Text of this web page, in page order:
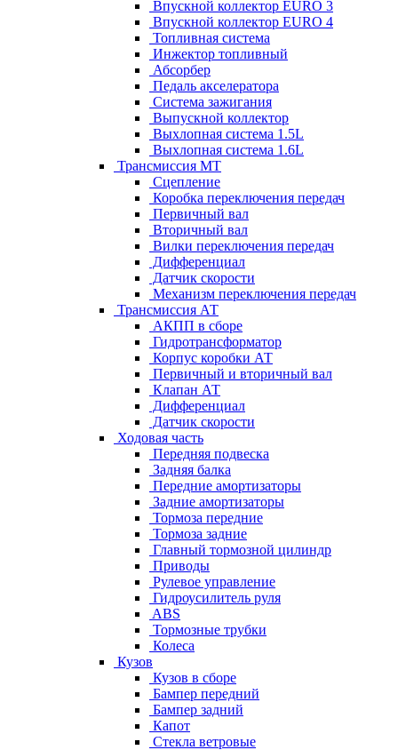
Впускной коллектор EURO 3
Впускной коллектор EURO 4
Топливная система
Инжектор топливный
Абсорбер
Педаль акселератора
Система зажигания
Выпускной коллектор
Выхлопная система 1.5L
Выхлопная система 1.6L
Трансмиссия МТ
Сцепление
Коробка переключения передач
Первичный вал
Вторичный вал
Вилки переключения передач
Дифференциал
Датчик скорости
Механизм переключения передач
Трансмиссия АТ
АКПП в сборе
Гидротрансформатор
Корпус коробки АТ
Первичный и вторичный вал
Клапан АТ
Дифференциал
Датчик скорости
Ходовая часть
Передняя подвеска
Задняя балка
Передние амортизаторы
Задние амортизаторы
Тормоза передние
Тормоза задние
Главный тормозной цилиндр
Приводы
Рулевое управление
Гидроусилитель руля
ABS
Тормозные трубки
Колеса
Кузов
Кузов в сборе
Бампер передний
Бампер задний
Капот
Стекла ветровые